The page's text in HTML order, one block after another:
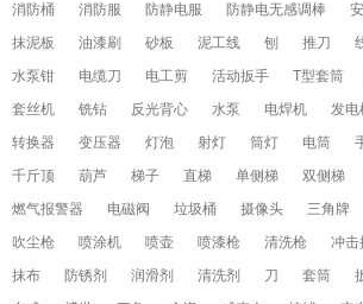
消防桶
消防服 防静电服 防静电无感调棒
抹泥板
油漆刷 砂板 泥工线 刨 推刀
水泵钳
电缆刀 电工剪 活动扳手 T型套筒
套丝机
铣钻 反光背心 水泵 电焊机 发电
转换器
变压器 灯泡 射灯 筒灯 电筒
千斤顶
葫芦 梯子 直梯 单侧梯 双侧梯
燃气报警器
电磁阀 垃圾桶 摄像头 三角牌
吹尘枪
喷涂机 喷壶 喷漆枪 清洗枪 冲击
抹布
防锈剂 润滑剂 清洗剂 刀 套筒